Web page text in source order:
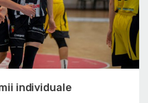
individuale